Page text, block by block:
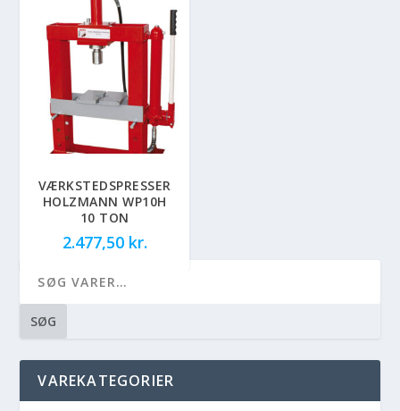
VÆRKSTEDSPRESSER
HOLZMANN WP10H
10 TON
2.477,50 kr.
SØG
VAREKATEGORIER